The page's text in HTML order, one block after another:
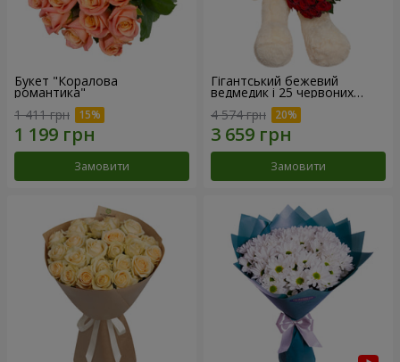
Букет "Коралова
романтика"
1 411 грн
Замовити
Гігантський бежевий
ведмедик і 25 червоних
троянд
4 574 грн
Замовити